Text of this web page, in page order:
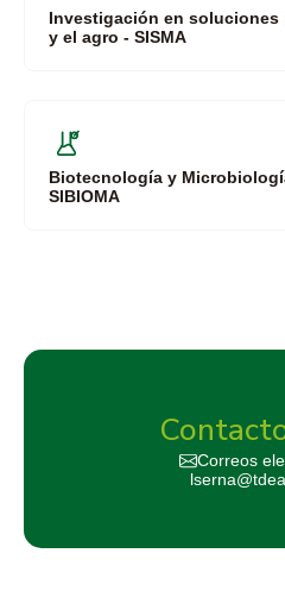
Investigación en soluciones
y el agro - SISMA
Biotecnología y
SIBIOMA
Correos